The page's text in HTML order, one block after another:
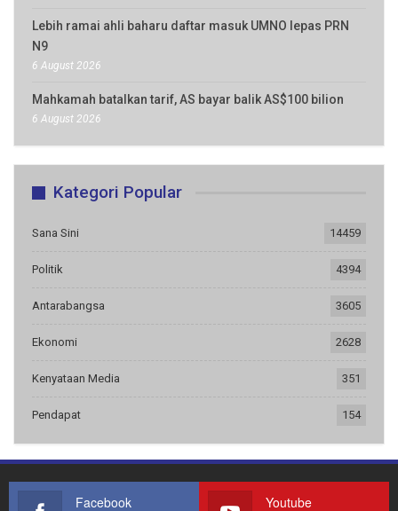
Lebih ramai ahli baharu daftar masuk UMNO lepas PRN
N9
6 August 2026
Mahkamah batalkan tarif, AS bayar balik AS$100 bilion
6 August 2026
Kategori Popular
Sana Sini 14459
Politik 4394
Antarabangsa 3605
Ekonomi 2628
Kenyataan Media 351
Pendapat 154
Facebook Youtube